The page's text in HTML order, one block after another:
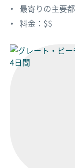
最寄りの主要
料金：$$